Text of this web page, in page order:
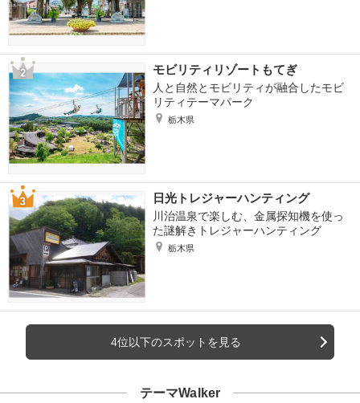
モビリティリゾートもてぎ
人と自然とモビリティが融合したモビ
リティテーマパーク
栃木県
日光トレジャーハンティング
川治温泉で楽しむ、金属探知機を使っ
た謎解きトレジャーハンティング
栃木県
4位以下のスポットを見る
テーマWalker